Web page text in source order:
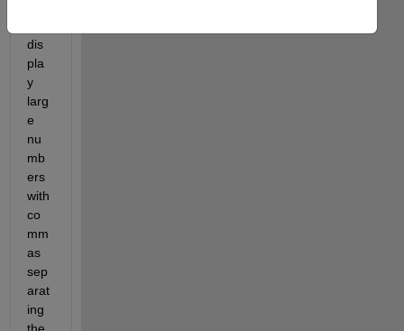
dis
pla
y
larg
e
nu
mb
ers
with
co
mm
as
sep
arat
ing